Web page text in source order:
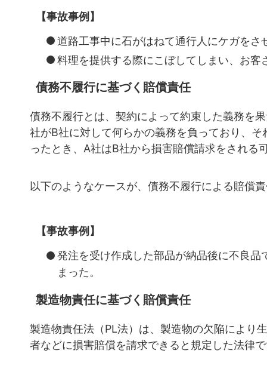
【事故事例】
道路工事中に石がはねて通行人にケガをさ
料理を提供する際にこぼしてしまい、お客
債務不履行に基づく賠償責任
債務不履行とは、契約によって約束した義務を
社がB社に対して何らかの義務を負っており、
ったとき、A社はB社から損害賠償請求をされる
以下のようなケースが、債務不履行による賠償
【事故事例】
発注を受け作成した部品が納品後に不良
まった。
製造物責任に基づく賠償責任
製造物責任法（PL法）は、製造物の欠陥により
者などに損害賠償を請求できると規定した法律